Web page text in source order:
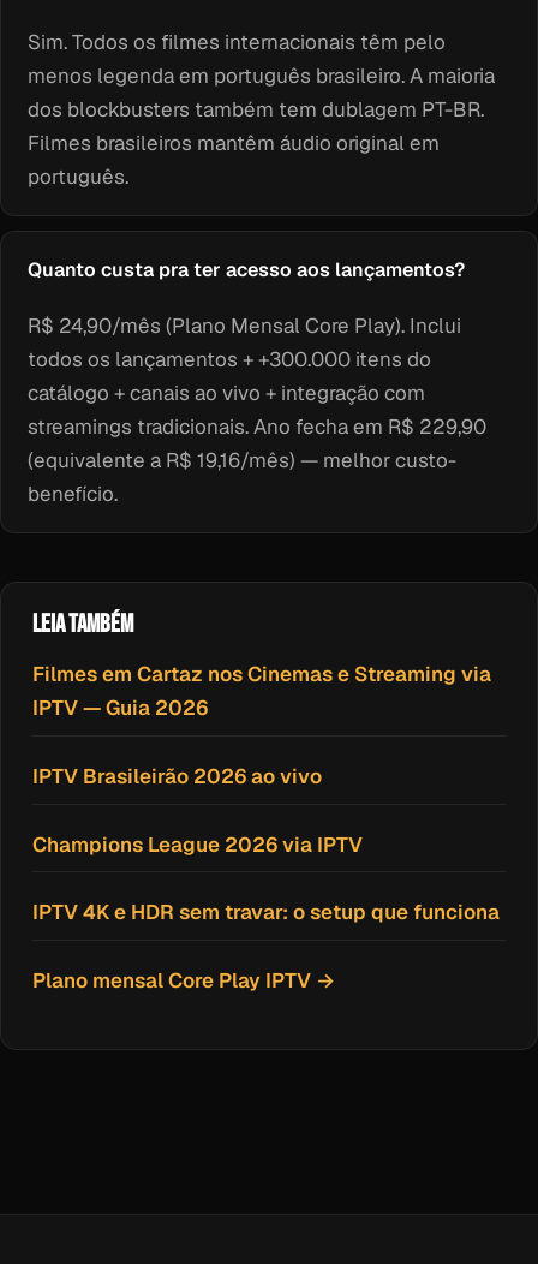
Sim. Todos os filmes internacionais têm pelo
menos legenda em português brasileiro. A maioria
dos blockbusters também tem dublagem PT-BR.
Filmes brasileiros mantêm áudio original em
português.
Quanto custa pra ter acesso aos lançamentos?
R$ 24,90/mês (Plano Mensal Core Play). Inclui
todos os lançamentos + +300.000 itens do
catálogo + canais ao vivo + integração com
streamings tradicionais. Ano fecha em R$ 229,90
(equivalente a R$ 19,16/mês) — melhor custo-
benefício.
LEIA TAMBÉM
Filmes em Cartaz nos Cinemas e Streaming via
IPTV — Guia 2026
IPTV Brasileirão 2026 ao vivo
Champions League 2026 via IPTV
IPTV 4K e HDR sem travar: o setup que funciona
Plano mensal Core Play IPTV →